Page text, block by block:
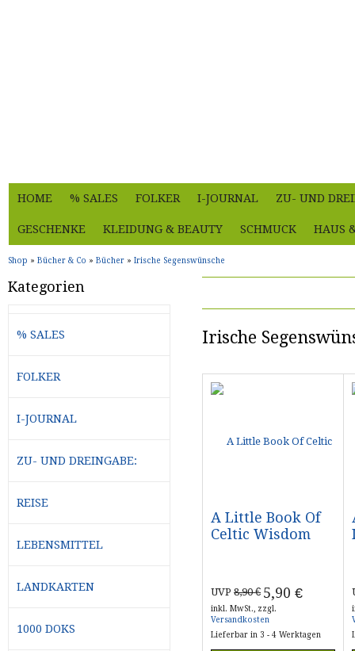
HOME % SALES FOLKER I-JOURNAL ZU- UND
GESCHENKE KLEIDUNG & BEAUTY SCHMUCK HAUS
Shop » Bücher & Co » Bücher » Irische Segenswünsche
Irische
A Little Book Of
Celtic Wisdom
UVP 8,90 € 5,90 €
inkl. MwSt., zzgl.
Versandkosten
Lieferbar in 3 - 4 Werktagen
Kategorien
% SALES
FOLKER
I-JOURNAL
ZU- UND DREINGABE:
REISE
LEBENSMITTEL
LANDKARTEN
1000 DOKS